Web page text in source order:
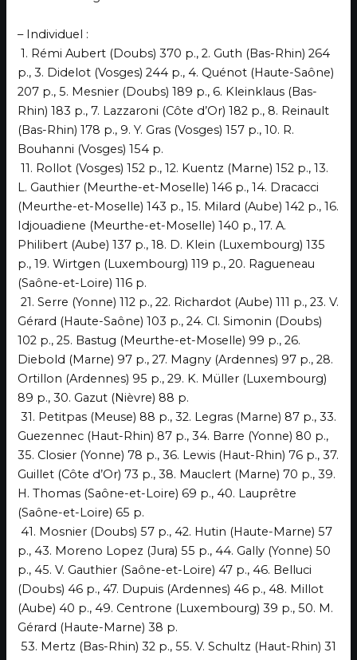
– Individuel :
1. Rémi Aubert (Doubs) 370 p., 2. Guth (Bas-Rhin) 264
p., 3. Didelot (Vosges) 244 p., 4. Quénot (Haute-Saône)
207 p., 5. Mesnier (Doubs) 189 p., 6. Kleinklaus (Bas-
Rhin) 183 p., 7. Lazzaroni (Côte d’Or) 182 p., 8. Reinault
(Bas-Rhin) 178 p., 9. Y. Gras (Vosges) 157 p., 10. R.
Bouhanni (Vosges) 154 p.
11. Rollot (Vosges) 152 p., 12. Kuentz (Marne) 152 p., 13.
L. Gauthier (Meurthe-et-Moselle) 146 p., 14. Dracacci
(Meurthe-et-Moselle) 143 p., 15. Milard (Aube) 142 p., 16.
Idjouadiene (Meurthe-et-Moselle) 140 p., 17. A.
Philibert (Aube) 137 p., 18. D. Klein (Luxembourg) 135
p., 19. Wirtgen (Luxembourg) 119 p., 20. Ragueneau
(Saône-et-Loire) 116 p.
21. Serre (Yonne) 112 p., 22. Richardot (Aube) 111 p., 23. V.
Gérard (Haute-Saône) 103 p., 24. Cl. Simonin (Doubs)
102 p., 25. Bastug (Meurthe-et-Moselle) 99 p., 26.
Diebold (Marne) 97 p., 27. Magny (Ardennes) 97 p., 28.
Ortillon (Ardennes) 95 p., 29. K. Müller (Luxembourg)
89 p., 30. Gazut (Nièvre) 88 p.
31. Petitpas (Meuse) 88 p., 32. Legras (Marne) 87 p., 33.
Guezennec (Haut-Rhin) 87 p., 34. Barre (Yonne) 80 p.,
35. Closier (Yonne) 78 p., 36. Lewis (Haut-Rhin) 76 p., 37.
Guillet (Côte d’Or) 73 p., 38. Mauclert (Marne) 70 p., 39.
H. Thomas (Saône-et-Loire) 69 p., 40. Lauprêtre
(Saône-et-Loire) 65 p.
41. Mosnier (Doubs) 57 p., 42. Hutin (Haute-Marne) 57
p., 43. Moreno Lopez (Jura) 55 p., 44. Gally (Yonne) 50
p., 45. V. Gauthier (Saône-et-Loire) 47 p., 46. Belluci
(Doubs) 46 p., 47. Dupuis (Ardennes) 46 p., 48. Millot
(Aube) 40 p., 49. Centrone (Luxembourg) 39 p., 50. M.
Gérard (Haute-Marne) 38 p.
53. Mertz (Bas-Rhin) 32 p., 55. V. Schultz (Haut-Rhin) 31